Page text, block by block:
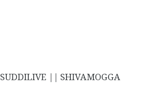
SUDDILIVE || SHIVAMOGGA